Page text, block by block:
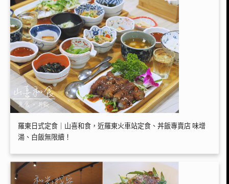
羅東日式定食｜山喜和食，近羅東火車站定食、丼飯專賣店 味增
湯、白飯無限續！